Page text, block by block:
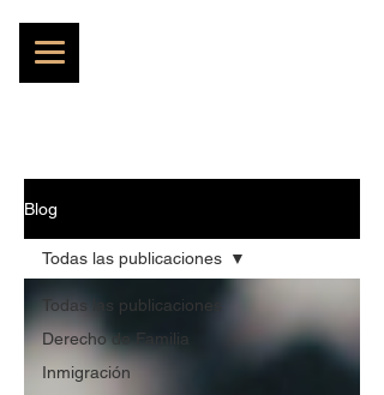
Blog
Todas las publicaciones
Derecho de Familia
Inmigración
Todas las publicaciones